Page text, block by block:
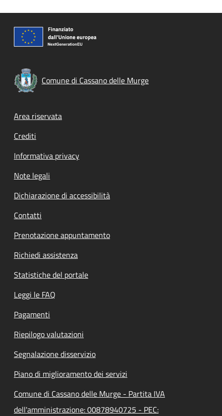
Comune di Cassano delle Murge
Footer menu
Area riservata
Crediti
Informativa privacy
Note legali
Dichiarazione di accessibilità
Contatti
Prenotazione appuntamento
Richiedi assistenza
Statistiche del portale
Leggi le FAQ
Pagamenti
Riepilogo valutazioni
Segnalazione disservizio
Piano di miglioramento dei servizi
Comune di Cassano delle Murge - Partita IVA
dell'amministrazione: 00878940725 - PEC: